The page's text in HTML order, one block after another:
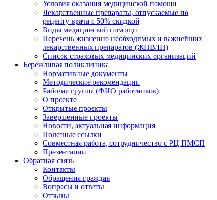
Условия оказания медицинской помощи
Лекарственные препараты, отпускаемые по
рецепту врача с 50% скидкой
Виды медицинской помощи
Перечень жизненно необходимых и важнейших
лекарственных препаратов (ЖНВЛП)
Список страховых медицинских организаций
Бережливая поликлиника
Нормативные документы
Методические рекомендации
Рабочая группа (ФИО работников)
О проекте
Открытые проекты
Завершенные проекты
Новости, актуальная информация
Полезные ссылки
Совместная работа, сотрудничество с РЦ ПМСП
Презентации
Обратная связь
Контакты
Обращения граждан
Вопросы и ответы
Отзывы